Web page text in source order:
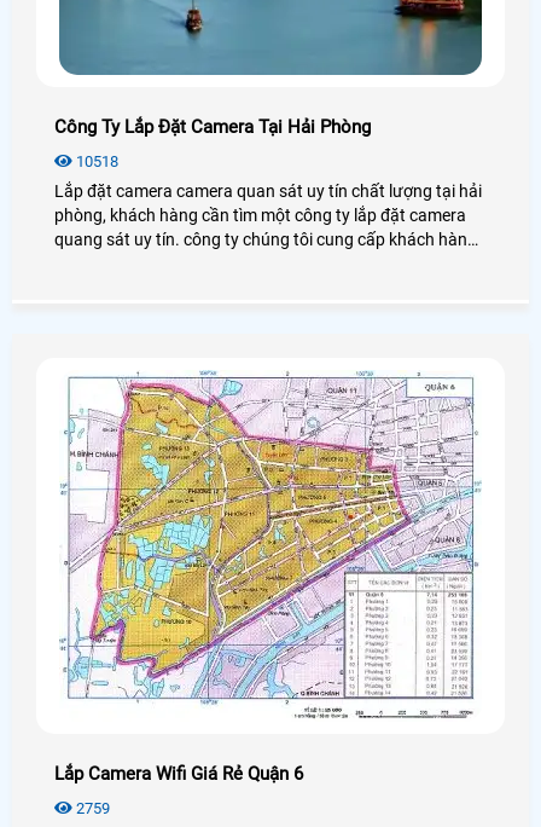
Công Ty Lắp Đặt Camera Tại Hải Phòng
10518
Lắp đặt camera camera quan sát uy tín chất lượng tại hải
phòng, khách hàng cần tìm một công ty lắp đặt camera
quang sát uy tín. công ty chúng tôi cung cấp khách hàng
Lắp Camera Wifi Giá Rẻ Quận 6
2759